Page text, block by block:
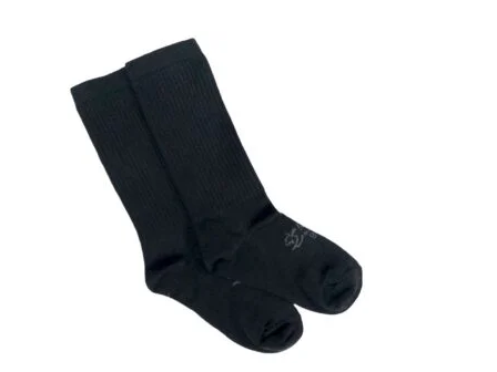
$ 107.000
hasta
$ 135.000